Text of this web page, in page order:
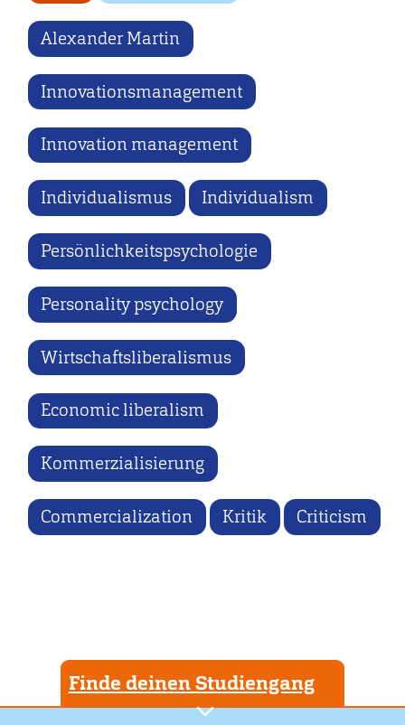
Alexander Martin
Innovationsmanagement
Innovation management
Individualismus Individualism
Persönlichkeitspsychologie
Personality psychology
Wirtschaftsliberalismus
Economic liberalism
Kommerzialisierung
Commercialization Kritik Criticism
Finde deinen Studiengang